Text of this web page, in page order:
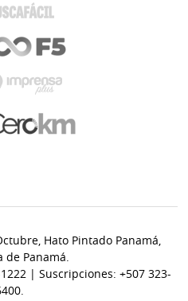
Hato Pintado Panamá,
de Panamá.
| Suscripciones: +507 323-